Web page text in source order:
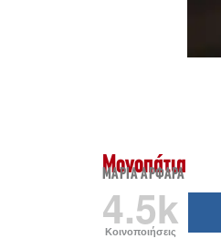
Μονοπάτια
ΜΑΡΊΑ ΑΡΦΑΡΆ
4.5k
Κοινοποιήσεις